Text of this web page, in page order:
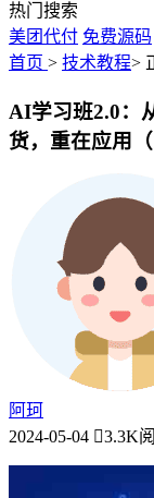
热门搜索
美团代付 免费源码
首页 > 技术教程>
AI学习班2.0：
货，重在应用（
阿珂
2024-05-04
3.3K